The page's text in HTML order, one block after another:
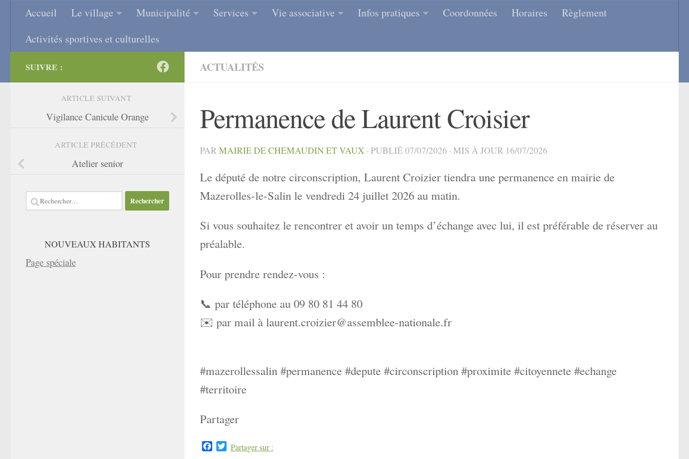
Skip to content
Accueil Le village Municipalité Services Vie associative Infos pratiques Coordonnées Horaires
Règlement
Activités sportives et culturelles
ACTUALITÉS
Permanence de Laurent Croisier
PAR MAIRIE DE CHEMAUDIN ET VAUX · PUBLIÉ07/07/2026 · MIS À JOUR 16/07/2026
Le député de notre circonscription, Laurent Croizier tiendra une permanence en mairie de
Mazerolles-le-Salin le vendredi 24 juillet 2026 au matin.
Si vous souhaitez le rencontrer et avoir un temps d’échange avec lui, il est préférable de réserver au
préalable.
Pour prendre rendez-vous :
📞 par téléphone au 09 80 81 44 80
✉️ par mail à laurent.croizier@assemblee-nationale.fr
#mazerollessalin #permanence #depute #circonscription #proximite #citoyennete #echange
#territoire
Partager
Facebook
Twitter
Partager sur :
SUIVRE :
ARTICLE SUIVANT
Vigilance Canicule Orange
ARTICLE PRÉCÉDENT
Atelier senior
Rechercher :
NOUVEAUX HABITANTS
Page spéciale